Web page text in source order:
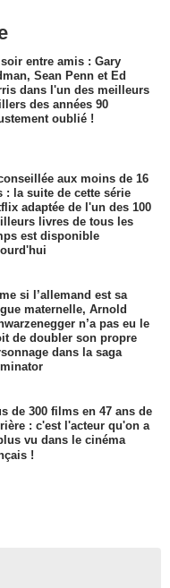
soir entre amis : Gary
Sean Penn et Ed
dans l'un des meilleurs
des années 90
oublié !
aux moins de 16
: la suite de cette série
adaptée de l'un des 100
livres de tous les
est disponible
si l’allemand est sa
maternelle, Arnold
n’a pas eu le
de doubler son propre
dans la saga
de 300 films en 47 ans de
: c'est l'acteur qu'on a
vu dans le cinéma
!